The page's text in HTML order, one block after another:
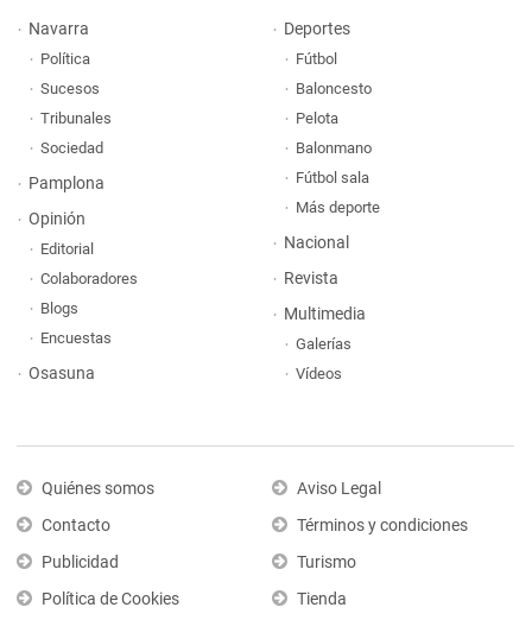
Navarra
Política
Sucesos
Tribunales
Sociedad
Pamplona
Opinión
Editorial
Colaboradores
Blogs
Encuestas
Osasuna
Deportes
Fútbol
Baloncesto
Pelota
Balonmano
Fútbol sala
Más deporte
Nacional
Revista
Multimedia
Galerías
Vídeos
Quiénes somos
Contacto
Publicidad
Política de Cookies
Aviso Legal
Términos y condiciones
Turismo
Tienda